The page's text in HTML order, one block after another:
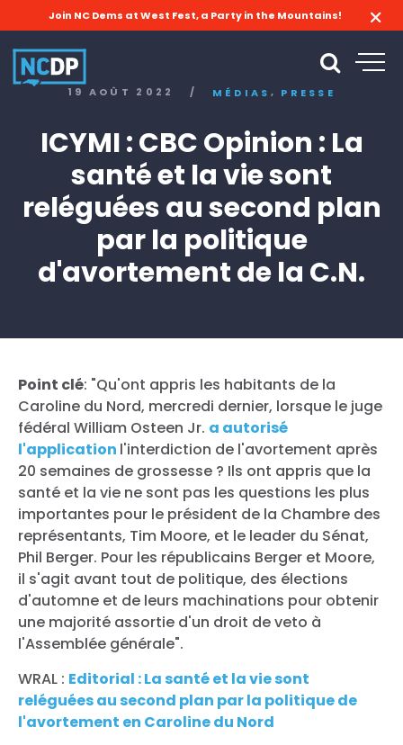
Join NC Dems at West Fest, a Party in the Mountains!
19 AOÛT 2022 / MÉDIAS , PRESSE
ICYMI : CBC Opinion : La
santé et la vie sont
reléguées au second plan
par la politique
d'avortement de la C.N.
Point clé: "Qu'ont appris les habitants de la
Caroline du Nord, mercredi dernier, lorsque le juge
fédéral William Osteen Jr. a autorisé
l'application l'interdiction de l'avortement après
20 semaines de grossesse ? Ils ont appris que la
santé et la vie ne sont pas les questions les plus
importantes pour le président de la Chambre des
représentants, Tim Moore, et le leader du Sénat,
Phil Berger. Pour les républicains Berger et Moore,
il s'agit avant tout de politique, des élections
d'automne et de leurs machinations pour obtenir
une majorité assortie d'un droit de veto à
l'Assemblée générale".
WRAL : Editorial : La santé et la vie sont
reléguées au second plan par la politique de
l'avortement en Caroline du Nord